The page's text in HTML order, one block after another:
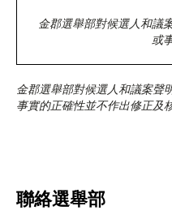
金郡選舉部對候選人和議
或
金郡選舉部對候選人和議案聲
事實的正確性並不作出修正及核
聯絡選舉部